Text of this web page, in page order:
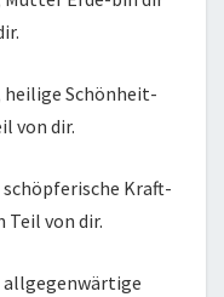
Schönheit-
von dir.
Kraft-
Teil von dir.
allgegenwärtige